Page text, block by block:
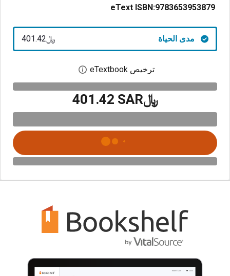
eText ISBN:9783653953879
مدى الحياة ﷼‎401.42
ترخيص eTextbook افتح مربع حوار
﷼‎401.42 SAR